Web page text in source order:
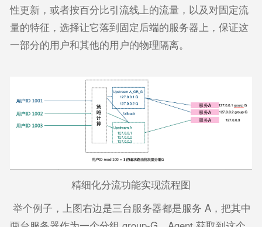
性更新，或者按百分比引流线上的流量，以及对固定流
量的特征，选择让它落到固定后端的服务器上，保证这
一部分的用户和其他的用户的物理隔离。
精细化分流功能实现流程图
举个例子，上图右边是三台服务器都是服务 A，把其中